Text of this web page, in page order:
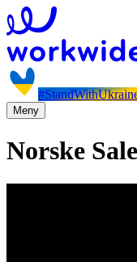
Meny
Norske